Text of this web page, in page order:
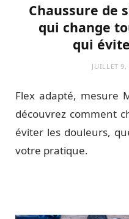
Chaussure de
qui change
qui
JUILLET
Flex adapté, mesure
découvrez comment
éviter les douleurs,
votre pratique.